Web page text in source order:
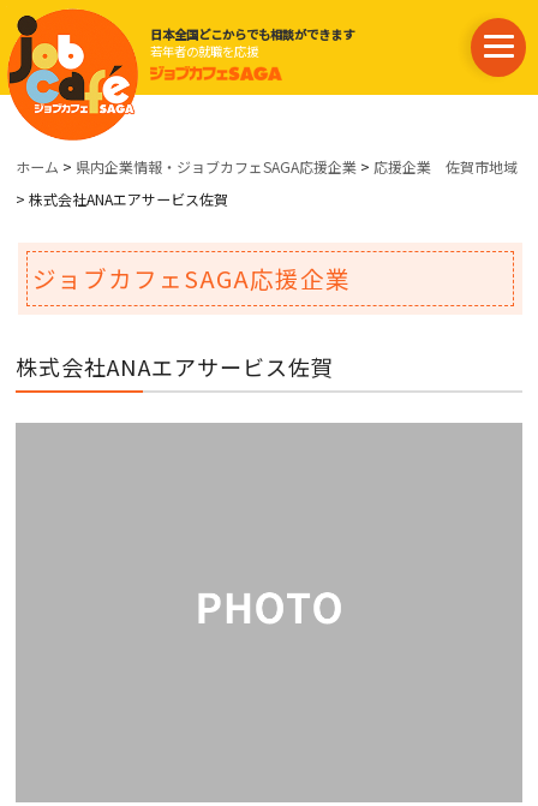
日本全国どこからでも相談ができます
若年者の就職を応援
ホーム > 県内企業情報・ジョブカフェSAGA応援企業 > 応援企業 佐賀市地域
> 株式会社ANAエアサービス佐賀
ジョブカフェSAGA応援企業
株式会社ANAエアサービス佐賀